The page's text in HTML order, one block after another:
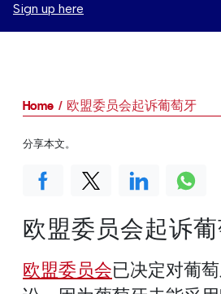
Sign up here
Home 欧盟委员会起诉葡萄牙
欧盟委员会起诉
欧盟委员会已决定对葡
分享本文。